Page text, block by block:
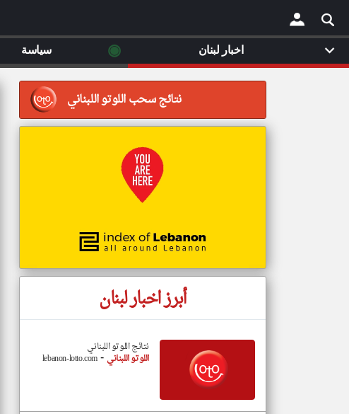
× نتائج سحب اللوتو اللبناني
أبرز اخبار لبنان
نتائج اللوتو اللبناني
اللوتو اللبناني -
lebanon-lotto.com
اخبار لبنان ◉ سياسة